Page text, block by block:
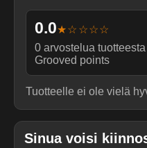
0.0★☆☆☆☆
0 arvostelua tuotteesta
Grooved points
Tuotteelle ei ole vielä
Sinua voisi